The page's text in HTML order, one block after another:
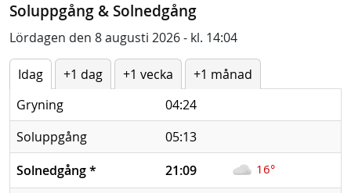
Soluppgång & Solnedgång
Lördagen den 8 augusti 2026 - kl. 14:04
Idag +1 dag +1 vecka
+1 månad
Gryning
04:24
Soluppgång
05:13
Solnedgång* 21:09 16°